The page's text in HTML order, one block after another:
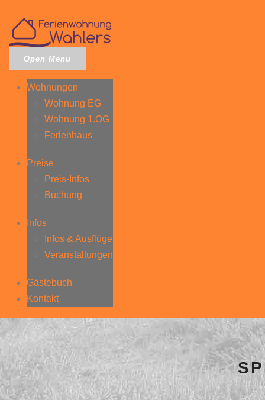
Open Menu
Wohnungen
Wohnung EG
Wohnung 1.OG
Ferienhaus
Preise
Preis-Infos
Buchung
Infos
Infos & Ausflüge
Veranstaltungen
Gästebuch
Kontakt